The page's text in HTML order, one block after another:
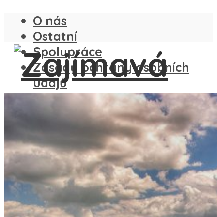
O nás
Ostatní
Spolupráce
Zásady ochrany osobních
údajů
ČESKO
SLOVENSKO
FRANCIE